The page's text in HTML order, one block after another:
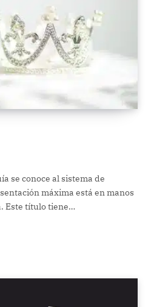
se conoce al sistema de
máxima está en manos
Este título tiene…